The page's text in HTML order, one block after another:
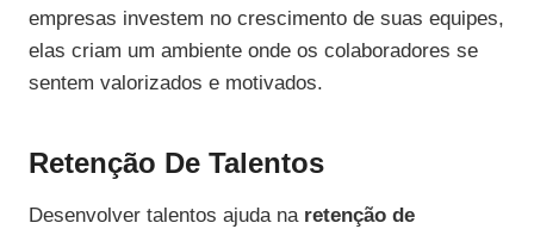
empresas investem no crescimento de suas equipes,
elas criam um ambiente onde os colaboradores se
sentem valorizados e motivados.
Retenção De Talentos
Desenvolver talentos ajuda na retenção de